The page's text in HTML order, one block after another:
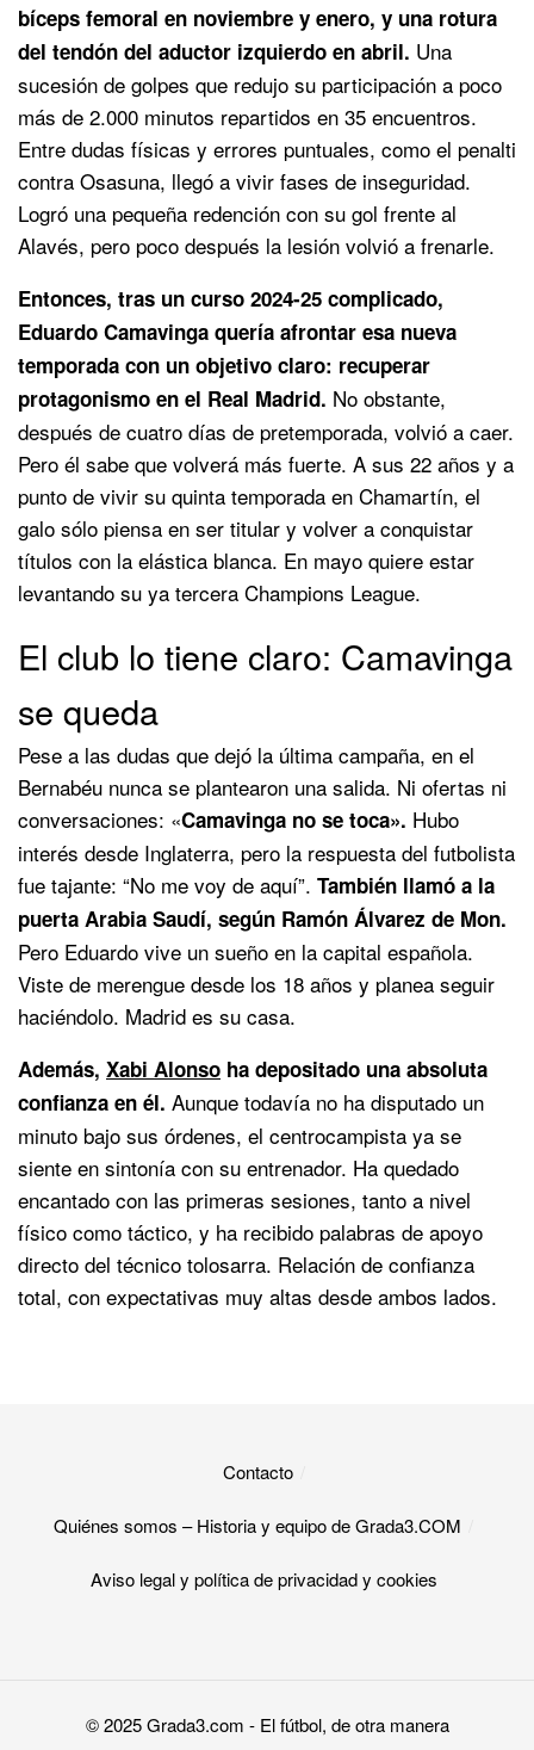
bíceps femoral en noviembre y enero, y una rotura
del tendón del aductor izquierdo en abril. Una
sucesión de golpes que redujo su participación a poco
más de 2.000 minutos repartidos en 35 encuentros.
Entre dudas físicas y errores puntuales, como el penalti
contra Osasuna, llegó a vivir fases de inseguridad.
Logró una pequeña redención con su gol frente al
Alavés, pero poco después la lesión volvió a frenarle.
Entonces, tras un curso 2024-25 complicado,
Eduardo Camavinga quería afrontar esa nueva
temporada con un objetivo claro: recuperar
protagonismo en el Real Madrid. No obstante,
después de cuatro días de pretemporada, volvió a caer.
Pero él sabe que volverá más fuerte. A sus 22 años y a
punto de vivir su quinta temporada en Chamartín, el
galo sólo piensa en ser titular y volver a conquistar
títulos con la elástica blanca. En mayo quiere estar
levantando su ya tercera Champions League.
El club lo tiene claro: Camavinga
se queda
Pese a las dudas que dejó la última campaña, en el
Bernabéu nunca se plantearon una salida. Ni ofertas ni
conversaciones: «Camavinga no se toca». Hubo
interés desde Inglaterra, pero la respuesta del futbolista
fue tajante: “No me voy de aquí”. También llamó a la
puerta Arabia Saudí, según Ramón Álvarez de Mon.
Pero Eduardo vive un sueño en la capital española.
Viste de merengue desde los 18 años y planea seguir
haciéndolo. Madrid es su casa.
Además, Xabi Alonso ha depositado una absoluta
confianza en él. Aunque todavía no ha disputado un
minuto bajo sus órdenes, el centrocampista ya se
siente en sintonía con su entrenador. Ha quedado
encantado con las primeras sesiones, tanto a nivel
físico como táctico, y ha recibido palabras de apoyo
directo del técnico tolosarra. Relación de confianza
total, con expectativas muy altas desde ambos lados.
Contacto
Quiénes somos – Historia y equipo de Grada3.COM
Aviso legal y política de privacidad y cookies​
© 2025Grada3.com - El fútbol, de otra manera